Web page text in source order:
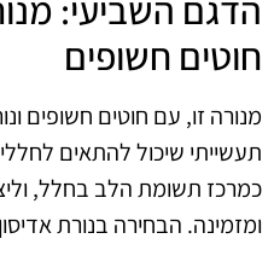
חוטים חשופים
מנורה זו, עם חוטים חשופים
תעשייתי שיכול להתאים
כמרכז תשומת הלב בחלל,
ומזמינה. הבחירה בנורת